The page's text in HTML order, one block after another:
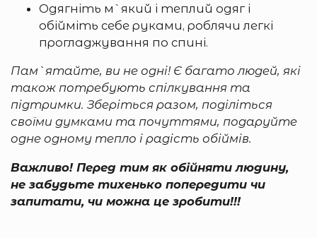
Одягніть м`який і теплий одяг і
обійміть себе руками, роблячи легкі
прогладжування по спині.
Пам`ятайте, ви не одні! Є багато людей, які
також потребують спілкування та
підтримки. Зберіться разом, поділіться
своїми думками та почуттями, подаруйте
одне одному тепло і радість обіймів.
Важливо! Перед тим як обійняти людину,
не забудьте тихенько попередити чи
запитати, чи можна це зробити!!!